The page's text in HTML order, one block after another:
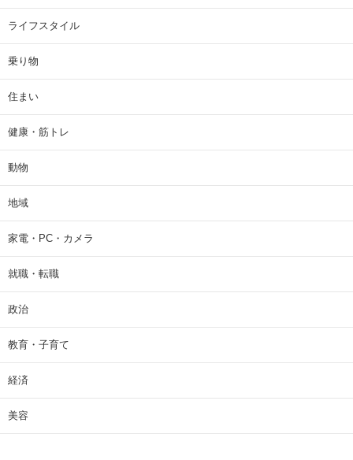
ライフスタイル
乗り物
住まい
健康・筋トレ
動物
地域
家電・PC・カメラ
就職・転職
政治
教育・子育て
経済
美容